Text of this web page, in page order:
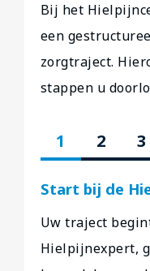
Bij het
een
zorgtraject.
stappen u
1 2 3
Start bij de
Uw traject
Hielpijnexpert,